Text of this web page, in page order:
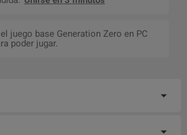
juego base Generation Zero en PC
poder jugar.